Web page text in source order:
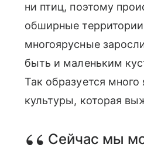
ни птиц, поэтому
обширные
многоярусные
быть и маленьким
Так образуется
культуры, которая
Сейчас мы